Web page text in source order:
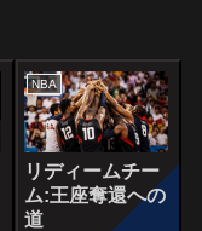
NBA
リディームチー
ム:王座奪還への
道